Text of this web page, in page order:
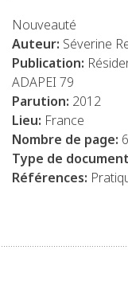
Nouveauté
Auteur: Séverine
Publication:
ADAPEI 79
Parution: 2012
Lieu: France
Nombre de page: 6
Type de
Références: